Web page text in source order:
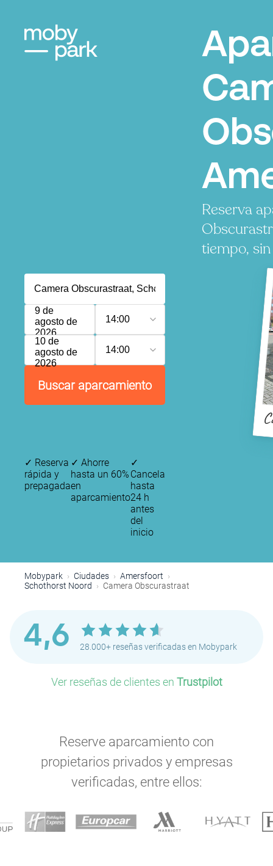
Reserva
tiempo,
9 de
agosto de
2026
14:00
10 de
agosto de
2026
14:00
Buscar aparcamiento
✓ Reserva
rápida y
prepagada
✓ Ahorre
hasta un 60%
en
aparcamiento
✓
Cancela
hasta
24 h
antes
del
inicio
Mobypark Ciudades
Amersfoort
Schothorst Noord
Camera Obscurastraat
4,6 28.000+ reseñas verificadas en Mobypark
Ver reseñas de clientes en Trustpilot
Reserve aparcamiento con
propietarios privados y empresas
verificadas, entre ellos: